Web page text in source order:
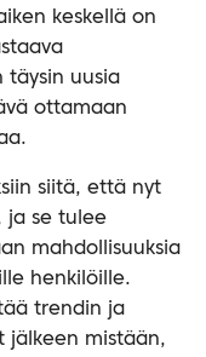
keskellä on
täysin uusia
ottamaan
siitä, että nyt
ja se tulee
mahdollisuuksia
henkilöille.
trendin ja
jälkeen mistään,